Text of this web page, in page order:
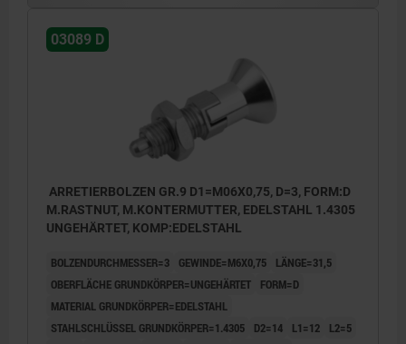
03089 D
ARRETIERBOLZEN GR.9 D1=M06X0,75, D=3, FORM:D
M.RASTNUT, M.KONTERMUTTER, EDELSTAHL 1.4305
UNGEHÄRTET, KOMP:EDELSTAHL
BOLZENDURCHMESSER=3 GEWINDE=M6X0,75
LÄNGE=31,5
OBERFLÄCHE GRUNDKÖRPER=UNGEHÄRTET
FORM=D
MATERIAL GRUNDKÖRPER=EDELSTAHL
STAHLSCHLÜSSEL GRUNDKÖRPER=1.4305
D2=14 L1=12
L2=5